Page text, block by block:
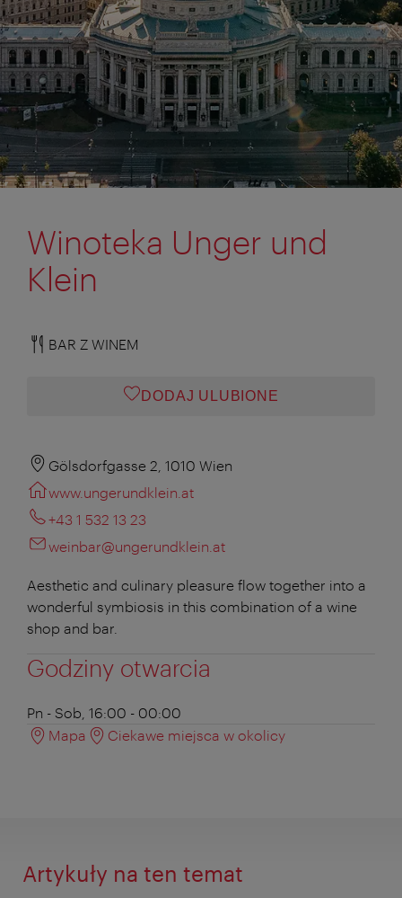
Winoteka Unger und
Klein
BAR Z WINEM
DODAJ ULUBIONE
Gölsdorfgasse 2, 1010 Wien
www.ungerundklein.at
+43 1 532 13 23
weinbar@ungerundklein.at
Aesthetic and culinary pleasure flow together into a
wonderful symbiosis in this combination of a wine
shop and bar.
Godziny otwarcia
Pn - Sob, 16:00 - 00:00
Mapa
Ciekawe miejsca w okolicy
Artykuły na ten temat